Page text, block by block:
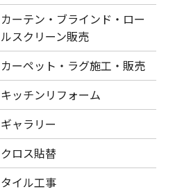
カーテン・ブラインド・ロー
ルスクリーン販売
カーペット・ラグ施工・販売
キッチンリフォーム
ギャラリー
クロス貼替
タイル工事